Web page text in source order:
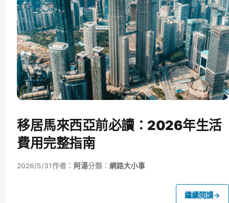
移居馬來西亞前必讀：2026年生活
費用完整指南
2026/5/31作者： 阿湯分類： 網路大小事
繼續閱讀→